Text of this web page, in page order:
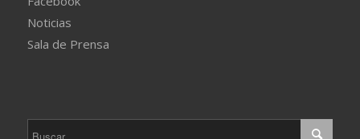
Noticias
Sala de Prensa